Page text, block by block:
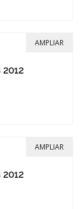
2012
AMPLIAR
2012
AMPLIAR